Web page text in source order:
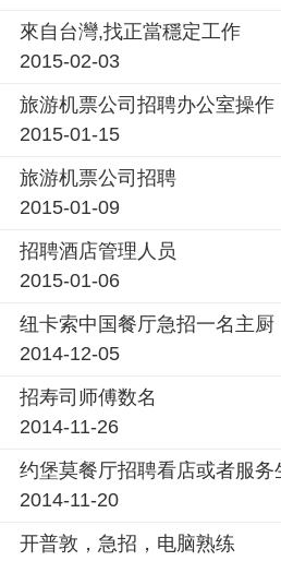
來自台灣,找正當穩定工作
2015-02-03
旅游机票公司招聘办公室操作
2015-01-15
旅游机票公司招聘
2015-01-09
招聘酒店管理人员
2015-01-06
纽卡索中国餐厅急招一名主厨
2014-12-05
招寿司师傅数名
2014-11-26
约堡莫餐厅招聘看店或者服务
2014-11-20
开普敦，急招，电脑熟练